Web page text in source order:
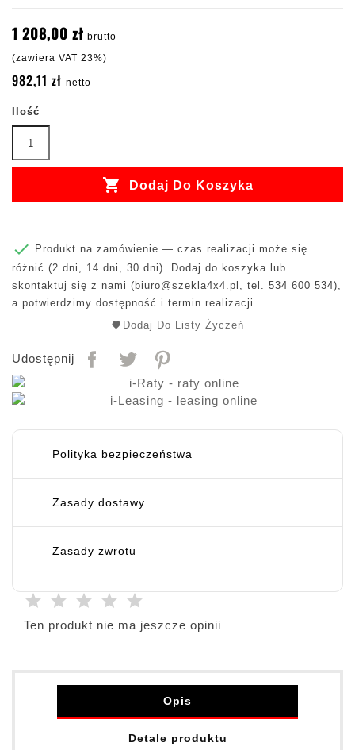
1 208,00 zł brutto
(zawiera VAT 23%)
982,11 zł netto
Ilość
 Dodaj Do Koszyka

Produkt na zamówienie — czas realizacji może się
różnić (2 dni, 14 dni, 30 dni). Dodaj do koszyka lub
skontaktuj się z nami ( biuro@szekla4x4.pl , tel. 534 600 534),
a potwierdzimy dostępność i termin realizacji.
Dodaj Do Listy Życzeń
Udostępnij
Polityka bezpieczeństwa
Zasady dostawy
Zasady zwrotu
Ten produkt nie ma jeszcze opinii
Opis
Detale produktu